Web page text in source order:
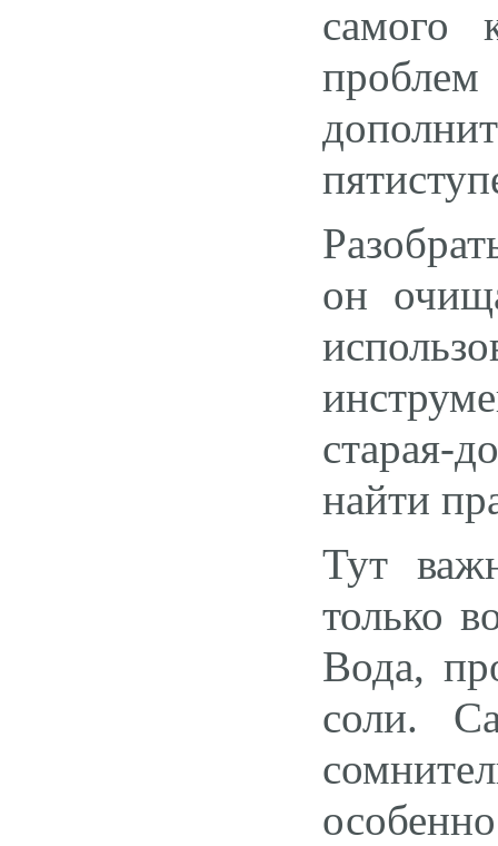
самого
он
старая-
найти
Тут
только
Вода,
соли.